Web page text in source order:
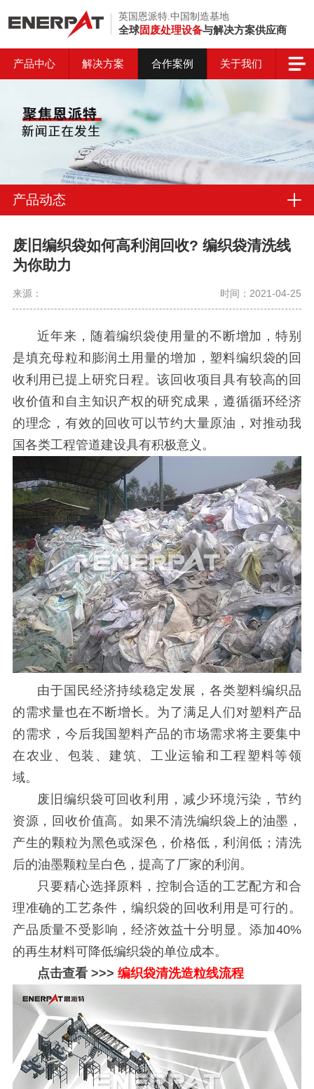
英国恩派特.中国制造基地
全球固废处理设备与解决方案供应商
产品中心 解决方案 合作案例 关于我们
产品动态
废旧编织袋如何高利润回收? 编织袋清洗线
为你助力
来源： 时间：2021-04-25
近年来，随着编织袋使用量的不断增加，特别
是填充母粒和膨润土用量的增加，塑料编织袋的回
收利用已提上研究日程。该回收项目具有较高的回
收价值和自主知识产权的研究成果，遵循循环经济
的理念，有效的回收可以节约大量原油，对推动我
国各类工程管道建设具有积极意义。
由于国民经济持续稳定发展，各类塑料编织品
的需求量也在不断增长。为了满足人们对塑料产品
的需求，今后我国塑料产品的市场需求将主要集中
在农业、包装、建筑、工业运输和工程塑料等领
域。
废旧编织袋可回收利用，减少环境污染，节约
资源，回收价值高。如果不清洗编织袋上的油墨，
产生的颗粒为黑色或深色，价格低，利润低；清洗
后的油墨颗粒呈白色，提高了厂家的利润。
只要精心选择原料，控制合适的工艺配方和合
理准确的工艺条件，编织袋的回收利用是可行的。
产品质量不受影响，经济效益十分明显。添加40%
的再生材料可降低编织袋的单位成本。
点击查看 >>>编织袋清洗造粒线流程